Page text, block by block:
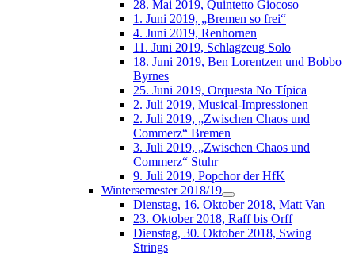
28. Mai 2019, Quintetto Giocoso
1. Juni 2019, „Bremen so frei“
4. Juni 2019, Renhornen
11. Juni 2019, Schlagzeug Solo
18. Juni 2019, Ben Lorentzen und Bobbo
Byrnes
25. Juni 2019, Orquesta No Típica
2. Juli 2019, Musical-Impressionen
2. Juli 2019, „Zwischen Chaos und
Commerz“ Bremen
3. Juli 2019, „Zwischen Chaos und
Commerz“ Stuhr
9. Juli 2019, Popchor der HfK
Wintersemester 2018/19
Dienstag, 16. Oktober 2018, Matt Van
23. Oktober 2018, Raff bis Orff
Dienstag, 30. Oktober 2018, Swing
Strings